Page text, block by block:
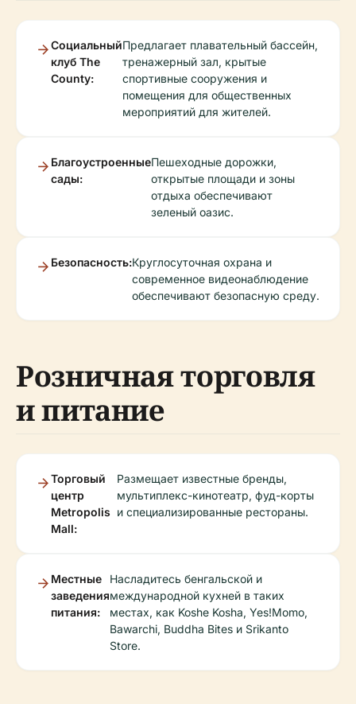
Социальный
клуб The
County:
Предлагает плавательный бассейн,
тренажерный зал, крытые
спортивные сооружения и
помещения для общественных
мероприятий для жителей.
Благоустроенные
сады:
Пешеходные дорожки,
открытые площади и зоны
отдыха обеспечивают
зеленый оазис.
Безопасность:Круглосуточная охрана и
современное видеонаблюдение
обеспечивают безопасную среду.
Розничная торговля
и питание
Торговый
центр
Metropolis
Mall:
Размещает известные бренды,
мультиплекс-кинотеатр, фуд-корты
и специализированные рестораны.
Местные
заведения
питания:
Насладитесь бенгальской и
международной кухней в таких
местах, как Koshe Kosha, Yes!Momo,
Bawarchi, Buddha Bites и Srikanto
Store.